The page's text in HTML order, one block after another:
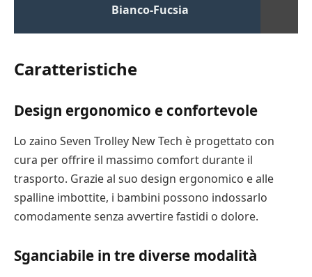
Bianco-Fucsia
Caratteristiche
Design ergonomico e confortevole
Lo zaino Seven Trolley New Tech è progettato con
cura per offrire il massimo comfort durante il
trasporto. Grazie al suo design ergonomico e alle
spalline imbottite, i bambini possono indossarlo
comodamente senza avvertire fastidi o dolore.
Sganciabile in tre diverse modalità